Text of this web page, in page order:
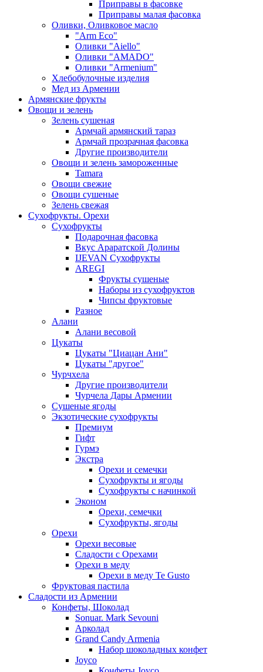
Приправы в фасовке
Приправы малая фасовка
Оливки, Оливковое масло
"Arm Eco"
Оливки "Aiello"
Оливки "AMADO"
Оливки "Armenium"
Хлебобулочные изделия
Мед из Армении
Армянские фрукты
Овощи и зелень
Зелень сушеная
Армчай армянский тараз
Армчай прозрачная фасовка
Другие производители
Овощи и зелень замороженные
Tamara
Овощи свежие
Овощи сушеные
Зелень свежая
Сухофрукты. Орехи
Сухофрукты
Подарочная фасовка
Вкус Араратской Долины
IJEVAN Сухофрукты
AREGI
Фрукты сушеные
Наборы из сухофруктов
Чипсы фруктовые
Разное
Алани
Алани весовой
Цукаты
Цукаты "Циацан Ани"
Цукаты "другое"
Чурчхела
Другие производители
Чурчела Дары Армении
Сушеные ягоды
Экзотические сухофрукты
Премиум
Гифт
Гурмэ
Экстра
Орехи и семечки
Сухофрукты и ягоды
Сухофрукты с начинкой
Эконом
Орехи, семечки
Сухофрукты, ягоды
Орехи
Орехи весовые
Сладости с Орехами
Орехи в меду
Орехи в меду Te Gusto
Фруктовая пастила
Сладости из Армении
Конфеты, Шоколад
Sonuar. Mark Sevouni
Арколад
Grand Candy Armenia
Набор шоколадных конфет
Joyco